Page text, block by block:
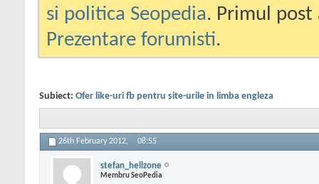
si politica Seopedia. Primul
Prezentare forumisti.
Subiect: Ofer like-uri fb pentru site-urile in limba engleza
26th February 2012, 08:55
stefan_hellzone
Membru SeoPedia